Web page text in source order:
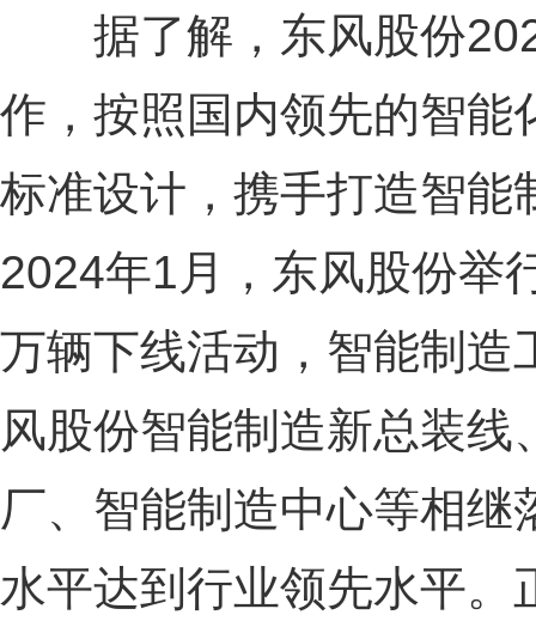
据了解，东风股份
作，按照国内领先的智能
标准设计，携手打造智能
2024年1月，东风股份举
万辆下线活动，智能制造
风股份智能制造新总装
厂、智能制造中心等相
水平达到行业领先水平。